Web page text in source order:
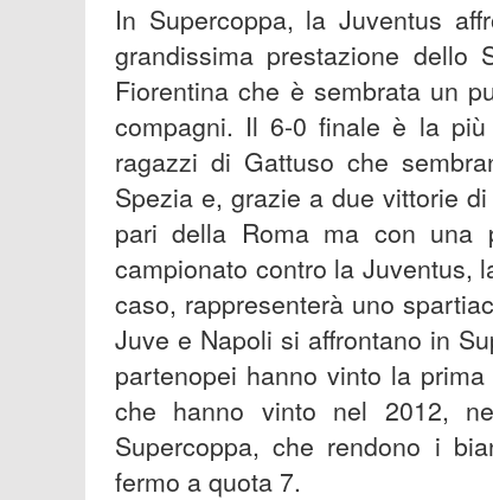
In Supercoppa, la Juventus
grandissima prestazione dello
Fiorentina che è sembrata un
compagni. Il 6-0 finale è la
ragazzi di Gattuso che
Spezia e, grazie a due vittorie
pari della Roma ma con una
campionato contro la Juventus,
caso, rappresenterà uno
Juve e Napoli si affrontano in
partenopei hanno vinto la
che hanno vinto nel 2012,
Supercoppa, che rendono i
fermo a quota 7.